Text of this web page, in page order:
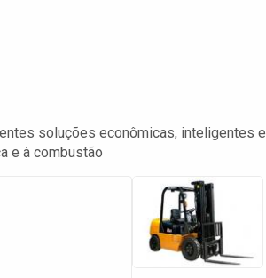
soluções econômicas, inteligentes e
e à combustão